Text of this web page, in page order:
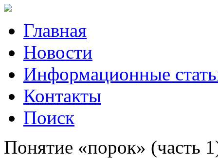
Главная
Новости
Информационные
Контакты
Поиск
Понятие «порок» (часть